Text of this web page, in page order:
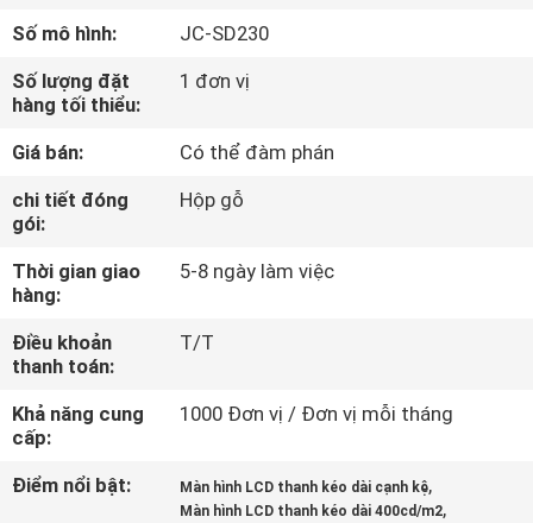
THAM
QUAN
NHÀ
MÁY
KIỂM
SOÁT
CHẤT
LƯỢNG
LIÊN
Số mô hình:
JC-SD230
Số lượng đặt
hàng tối thiểu:
1 đơn vị
Giá bán:
Có thể đàm phán
chi tiết đóng
gói:
Hộp gỗ
Thời gian giao
hàng:
5-8 ngày làm việc
Điều khoản
thanh toán:
T/T
Khả năng cung
cấp:
1000 Đơn vị / Đơn vị mỗi tháng
Điểm nổi bật: Màn hình LCD thanh kéo dài cạnh kệ,
Màn hình LCD thanh kéo dài 400cd/m2,